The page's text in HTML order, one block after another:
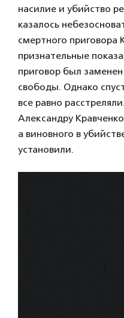
насилие и убийство
казалось
смертного приговора
признательные
приговор был
свободы. Однако
все равно
Александру
а виновного в
установили.